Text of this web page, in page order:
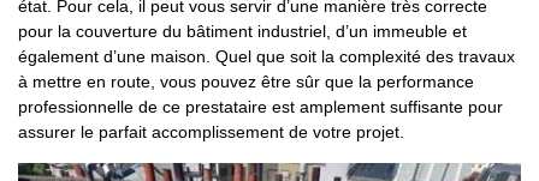
état. Pour cela, il peut vous servir d’une manière très correcte
pour la couverture du bâtiment industriel, d’un immeuble et
également d’une maison. Quel que soit la complexité des travaux
à mettre en route, vous pouvez être sûr que la performance
professionnelle de ce prestataire est amplement suffisante pour
assurer le parfait accomplissement de votre projet.